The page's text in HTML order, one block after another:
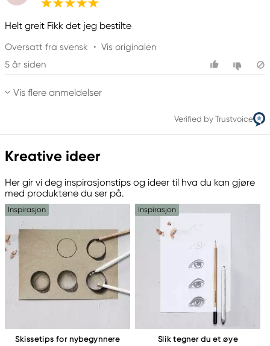
Helt greit Fikk det jeg bestilte
Oversatt fra svensk • Vis originalen
5 år siden
Vis flere anmeldelser
Verified by Trustvoice
Kreative ideer
Her gir vi deg inspirasjonstips og ideer til hva du kan gjøre
med produktene du ser på.
Inspirasjon
Skissetips for nybegynnere
Inspirasjon
Slik tegner du et øye